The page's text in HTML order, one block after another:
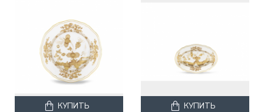
КУПИТЬ КУПИТЬ